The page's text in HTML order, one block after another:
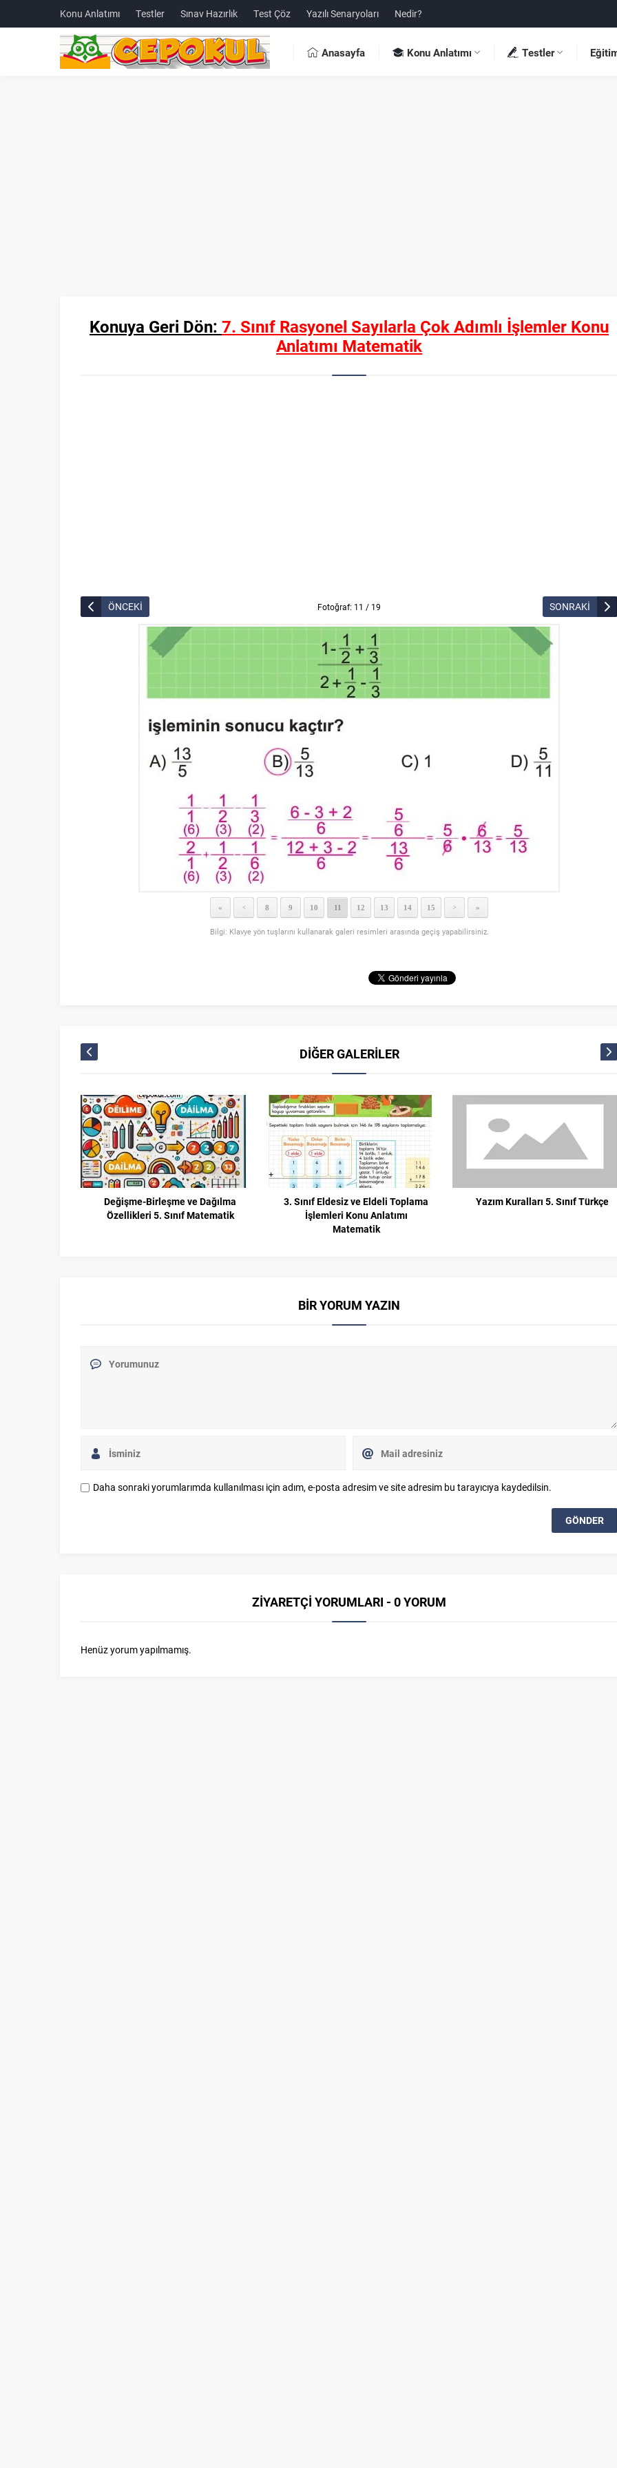
Konu Anlatımı Testler Sınav Hazırlık Test Çöz Yazılı Senaryoları Nedir?
Anasayfa Konu Anlatımı Testler
Konuya Geri Dön: 7. Sınıf Rasyonel Sayılarla Çok Adımlı İşlemler Konu
Anlatımı Matematik
ÖNCEKİ Fotoğraf: 11 / 19 SONRAKİ
« < 8 9 10 11 12 13 14 15 > »
Bilgi: Klavye yön tuşlarını kullanarak galeri resimleri arasında geçiş yapabilirsiniz.
DİĞER GALERİLER
Değişme-Birleşme ve Dağılma
Özellikleri 5. Sınıf Matematik
3. Sınıf Eldesiz ve Eldeli Toplama
İşlemleri Konu Anlatımı
Matematik
Yazım Kuralları 5. Sınıf Türkçe
BİR YORUM YAZIN
Daha sonraki yorumlarımda kullanılması için adım, e-posta adresim ve site adresim bu tarayıcıya kaydedilsin.
ZİYARETÇİ YORUMLARI - 0 YORUM
Henüz yorum yapılmamış.